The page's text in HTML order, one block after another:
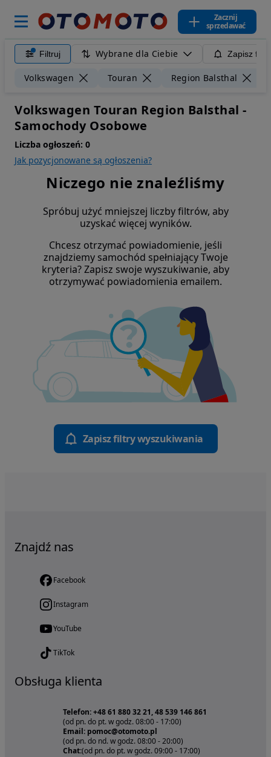
Zacznij
sprzedawać
Filtruj Wybrane dla Ciebie Zapisz
Volkswagen Touran Region Balsthal
Volkswagen Touran Region Balsthal -
Samochody Osobowe
Liczba ogłoszeń: 0
Jak pozycjonowane są ogłoszenia?
Niczego nie znaleźliśmy
Spróbuj użyć mniejszej liczby filtrów, aby
uzyskać więcej wyników.
Chcesz otrzymać powiadomienie, jeśli
znajdziemy samochód spełniający Twoje
kryteria? Zapisz swoje wyszukiwanie, aby
otrzymywać powiadomienia emailem.
Zapisz filtry wyszukiwania
Znajdź nas
Facebook
Instagram
YouTube
TikTok
Obsługa klienta
Telefon: +48 61 880 32 21, 48 539 146 861
(od pn. do pt. w godz. 08:00 - 17:00)
Email: pomoc@otomoto.pl
(od pn. do nd. w godz. 08:00 - 20:00)
Chat:(od pn. do pt. w godz. 09:00 - 17:00)